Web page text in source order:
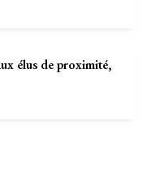
élus de proximité,